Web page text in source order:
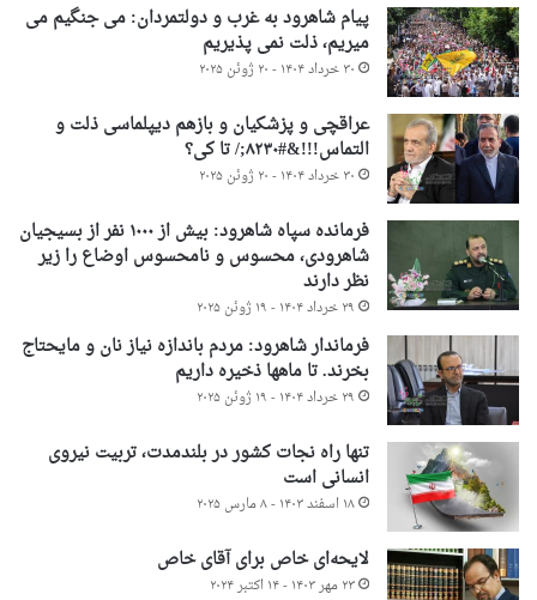
پیام شاهرود به غرب و دولتمردان: می جنگیم می
میریم، ذلت نمی پذیریم
۳۰ خرداد ۱۴۰۴ - ۲۰ ژوئن ۲۰۲۵
عراقچی و پزشکیان و بازهم دیپلماسی ذلت و
التماس!!!&#۸۲۳۰;/ تا کی؟
۳۰ خرداد ۱۴۰۴ - ۲۰ ژوئن ۲۰۲۵
فرمانده سپاه شاهرود: بیش از ۱۰۰۰ نفر از بسیجیان
شاهرودی، محسوس و نامحسوس اوضاع را زیر
نظر دارند
۲۹ خرداد ۱۴۰۴ - ۱۹ ژوئن ۲۰۲۵
فرماندار شاهرود: مردم باندازه نیاز نان و مایحتاج
بخرند. تا ماهها ذخیره داریم
۲۹ خرداد ۱۴۰۴ - ۱۹ ژوئن ۲۰۲۵
تنها راه نجات کشور در بلندمدت، تربیت نیروی
انسانی است
۱۸ اسفند ۱۴۰۳ - ۸ مارس ۲۰۲۵
لایحه‌ای خاص برای آقای خاص
۲۳ مهر ۱۴۰۳ - ۱۴ اکتبر ۲۰۲۴